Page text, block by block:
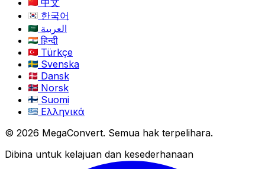
한국어
العربية
हिन्दी
Türkçe
Svenska
Dansk
Norsk
Suomi
Ελληνικά
© 2026 MegaConvert. Semua hak terpelihara.
Dibina untuk kelajuan dan kesederhanaan